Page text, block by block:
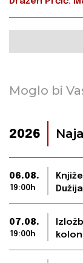
Moglo bi
2026
06.08.
19:00h
07.08.
19:00h